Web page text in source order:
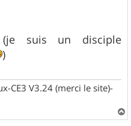
suis un disciple
)
CE3 V3.24 (merci le site)-
a